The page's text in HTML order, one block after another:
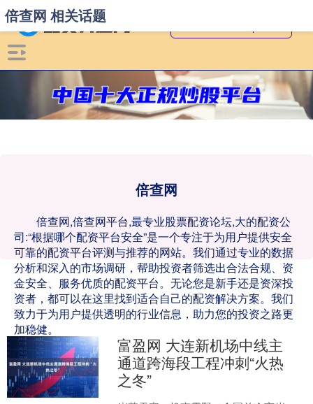
倍查网
倍查网,倍查网平台,最专业股票配资论坛,大的配资公
司:“根据哪个配资平台安全”是一个专注于为用户提供安全
可靠的配资平台评测与推荐的网站。我们通过专业的数据
分析和深入的市场调研，帮助投资者筛选出合法合规、资
金安全、服务优质的配资平台。无论您是新手还是资深投
资者，都可以在这里找到适合自己的配资解决方案。我们
致力于为用户提供透明的行业信息，助力您的投资之路更
加稳健。
倍查网 相关话题
富盈网 大连新机场中线主
通道跨海段工程冲刺“火热
之冬”